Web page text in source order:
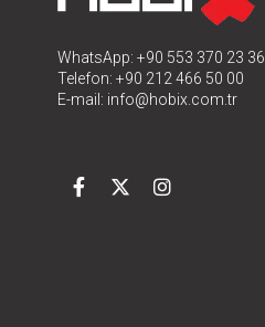
WhatsApp: +90 553 370 23 36
Telefon: +90 212 466 50 00
E-mail: info@hobix.com.tr